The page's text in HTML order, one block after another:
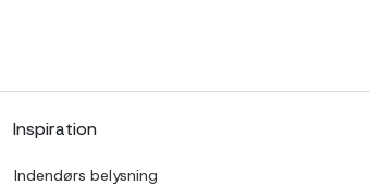
Inspiration
Indendørs belysning